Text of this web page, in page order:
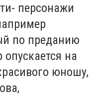
персонажи
по преданию
на
юношу,